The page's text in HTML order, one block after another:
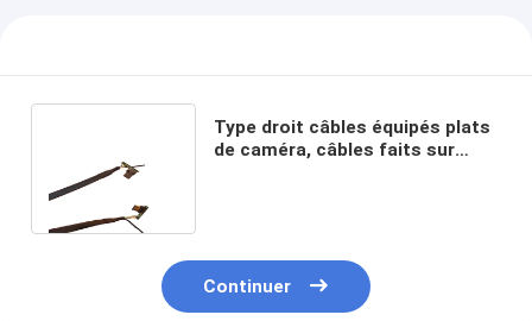
Type droit câbles équipés plats
de caméra, câbles faits sur
Continuer